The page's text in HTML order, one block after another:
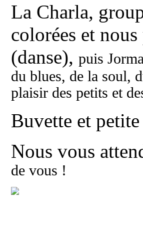
La Charla,
colorées et
(danse),puis
du blues, de la soul,
plaisir des petits et
Buvette et
Nous vous
de vous !